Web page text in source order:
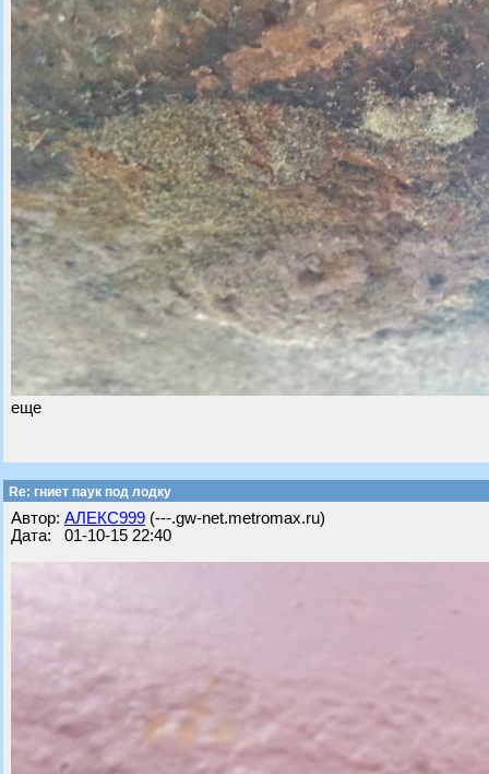
еще
Re: гниет паук под лодку
Автор: АЛЕКС999 (---.gw-net.metromax.ru)
Дата: 01-10-15 22:40